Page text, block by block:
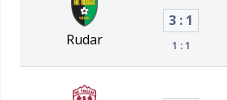
Rudar
3 : 1
1 : 1